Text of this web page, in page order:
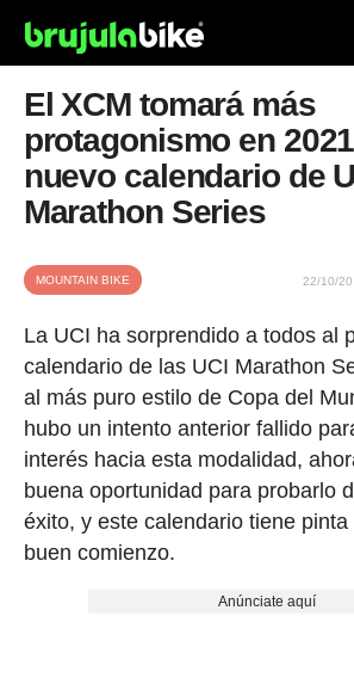
El XCM tomará más
protagonismo en
nuevo calendario de
Marathon Series
MOUNTAIN BIKE 22/10/
La UCI ha sorprendido a todos al
calendario de las UCI Marathon
al más puro estilo de Copa del
hubo un intento anterior fallido
interés hacia esta modalidad,
buena oportunidad para probarlo
éxito, y este calendario tiene
buen comienzo.
Anúnciate aquí